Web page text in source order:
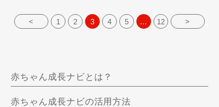
< 1 2 3 4 5 … 12 >
赤ちゃん成長ナビとは？
赤ちゃん成長ナビの活用方法